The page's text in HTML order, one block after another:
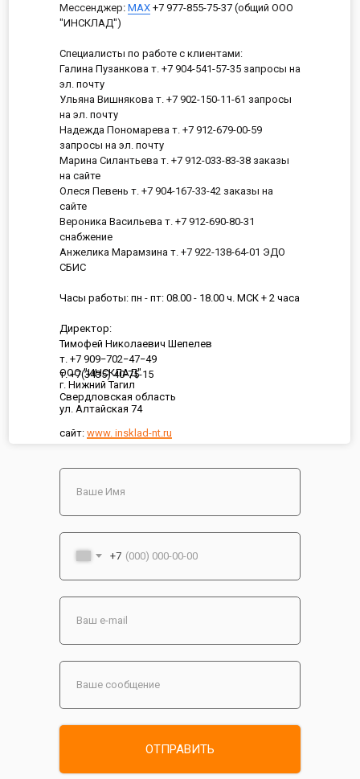
ООО "ИНСКЛАД"
г. Нижний Тагил
Свердловская область
ул. Алтайская 74
сайт: www. insklad-nt.ru
Мессенджер: MAX +7 977-855-75-37 (общий ООО
"ИНСКЛАД")
Специалисты по работе с клиентами:
Галина Пузанкова т. +7 904-541-57-35 запросы на
эл. почту
Ульяна Вишнякова т. +7 902-150-11-61 запросы
на эл. почту
Надежда Пономарева т. +7 912-679-00-59
запросы на эл. почту
Марина Силантьева т. +7 912-033-83-38 заказы
на сайте
Олеся Певень т. +7 904-167-33-42 заказы на
сайте
Вероника Васильева т. +7 912-690-80-31
снабжение
Анжелика Марамзина т. +7 922-138-64-01 ЭДО
СБИС
Часы работы: пн - пт: 08.00 - 18.00 ч. МСК + 2 часа
Директор:
Тимофей Николаевич Шепелев
т. +7 909−702−47−49
т. +7(3435) 40-75-15
+7
ОТПРАВИТЬ